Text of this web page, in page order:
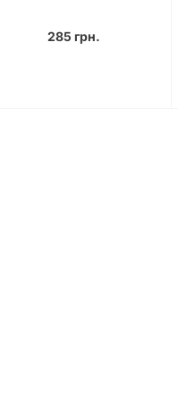
285 грн.